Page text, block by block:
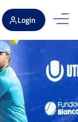
Login